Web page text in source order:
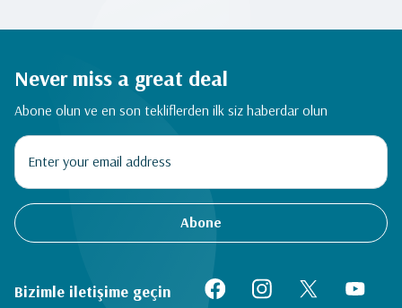
Never miss a great deal
Abone olun ve en son tekliflerden ilk siz haberdar olun
Abone
Bizimle iletişime geçin